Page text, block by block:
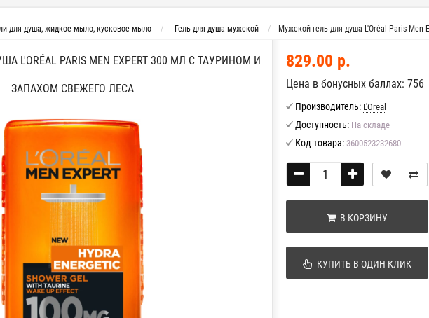
для душа, жидкое мыло, кусковое мыло Гель для душа мужской Мужской гель для душа L'Oréal Paris
PARIS MEN EXPERT 300 МЛ С ТАУРИНОМ И
ЗАПАХОМ СВЕЖЕГО ЛЕСА
829.00 р.
Цена в бонусных баллах: 756
Производитель: L'Oreal
Доступность: На складе
Код товара: 3600523232680
В КОРЗИНУ
КУПИТЬ В ОДИН КЛИК